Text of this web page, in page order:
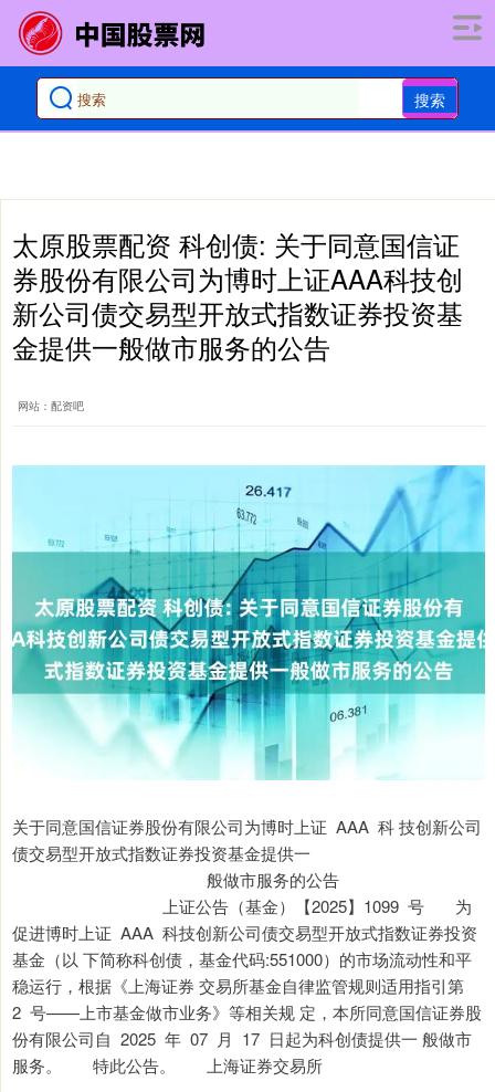
搜索
太原股票配资 科创债: 关于同意国信证
券股份有限公司为博时上证AAA科技创
新公司债交易型开放式指数证券投资基
金提供一般做市服务的公告
网站：配资吧
关于同意国信证券股份有限公司为博时上证 AAA 科 技创新公司
债交易型开放式指数证券投资基金提供一
般做市服务的公告
上证公告（基金）【2025】1099 号 为
促进博时上证 AAA 科技创新公司债交易型开放式指数证券投资
基金（以 下简称科创债，基金代码:551000）的市场流动性和平
稳运行，根据《上海证券 交易所基金自律监管规则适用指引第
2 号——上市基金做市业务》等相关规 定，本所同意国信证券股
份有限公司自 2025 年 07 月 17 日起为科创债提供一 般做市
服务。 特此公告。 上海证券交易所